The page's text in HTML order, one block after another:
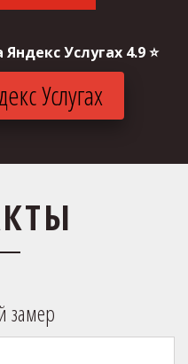
Услугах 4.9 ⭐
Услугах
замер